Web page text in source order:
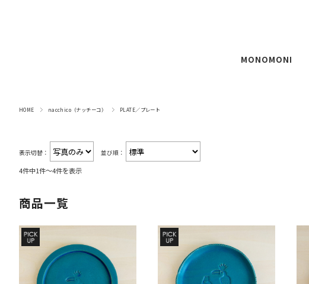
MONOMONI
HOME nacchico（ナッチーコ） PLATE／プレート
表示切替： 並び順：
4件中1件～4件を表示
商品一覧